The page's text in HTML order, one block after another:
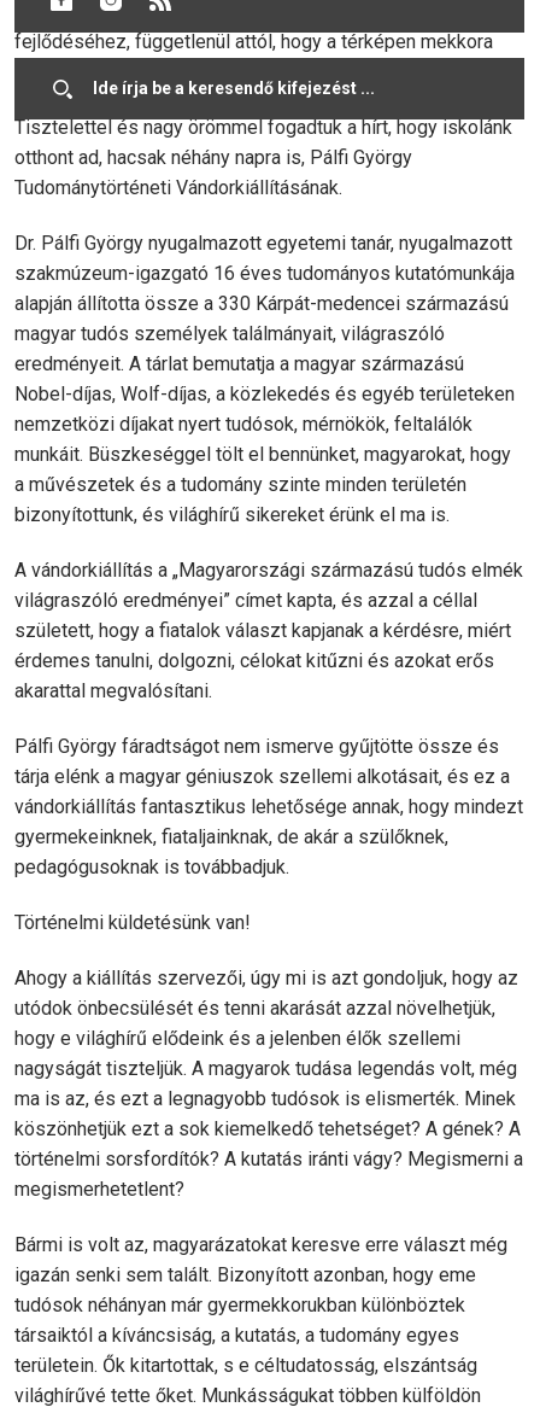
„Minden ország akkora, amennyivel hozzájárul az emberiség
fejlődéséhez, függetlenül attól, hogy a térképen mekkora
Tisztelettel és nagy örömmel fogadtuk a hírt, hogy iskolánk
otthont ad, hacsak néhány napra is, Pálfi György
Tudománytörténeti Vándorkiállításának.
Dr. Pálfi György nyugalmazott egyetemi tanár, nyugalmazott
szakmúzeum-igazgató 16 éves tudományos kutatómunkája
alapján állította össze a 330 Kárpát-medencei származású
magyar tudós személyek találmányait, világraszóló
eredményeit. A tárlat bemutatja a magyar származású
Nobel-díjas, Wolf-díjas, a közlekedés és egyéb területeken
nemzetközi díjakat nyert tudósok, mérnökök, feltalálók
munkáit. Büszkeséggel tölt el bennünket, magyarokat, hogy
a művészetek és a tudomány szinte minden területén
bizonyítottunk, és világhírű sikereket érünk el ma is.
A vándorkiállítás a „Magyarországi származású tudós elmék
világraszóló eredményei” címet kapta, és azzal a céllal
született, hogy a fiatalok választ kapjanak a kérdésre, miért
érdemes tanulni, dolgozni, célokat kitűzni és azokat erős
akarattal megvalósítani.
Pálfi György fáradtságot nem ismerve gyűjtötte össze és
tárja elénk a magyar géniuszok szellemi alkotásait, és ez a
vándorkiállítás fantasztikus lehetősége annak, hogy mindezt
gyermekeinknek, fiataljainknak, de akár a szülőknek,
pedagógusoknak is továbbadjuk.
Történelmi küldetésünk van!
Ahogy a kiállítás szervezői, úgy mi is azt gondoljuk, hogy az
utódok önbecsülését és tenni akarását azzal növelhetjük,
hogy e világhírű elődeink és a jelenben élők szellemi
nagyságát tiszteljük. A magyarok tudása legendás volt, még
ma is az, és ezt a legnagyobb tudósok is elismerték. Minek
köszönhetjük ezt a sok kiemelkedő tehetséget? A gének? A
történelmi sorsfordítók? A kutatás iránti vágy? Megismerni a
megismerhetetlent?
Bármi is volt az, magyarázatokat keresve erre választ még
igazán senki sem talált. Bizonyított azonban, hogy eme
tudósok néhányan már gyermekkorukban különböztek
társaiktól a kíváncsiság, a kutatás, a tudomány egyes
területein. Ők kitartottak, s e céltudatosság, elszántság
világhírűvé tette őket. Munkásságukat többen külföldön